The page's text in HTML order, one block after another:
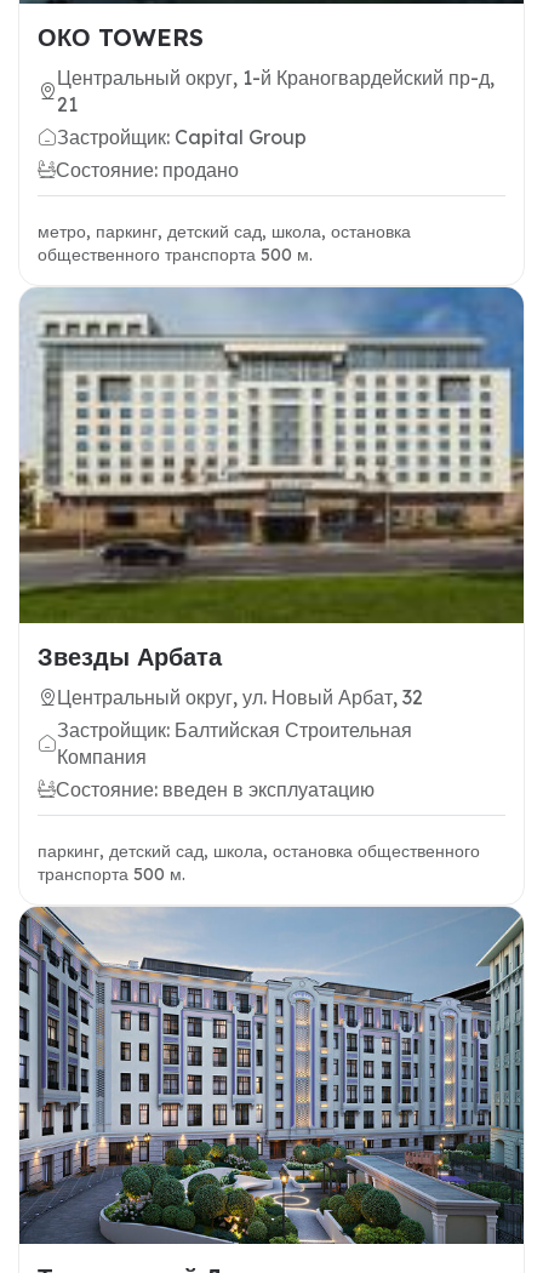
ОКО TOWERS
Центральный округ, 1-й Краногвардейский пр-д,
21
Застройщик: Capital Group
Состояние: продано
метро, паркинг, детский сад, школа, остановка
общественного транспорта 500 м.
Звезды Арбата
Центральный округ, ул. Новый Арбат, 32
Застройщик: Балтийская Строительная
Компания
Состояние: введен в эксплуатацию
паркинг, детский сад, школа, остановка общественного
транспорта 500 м.